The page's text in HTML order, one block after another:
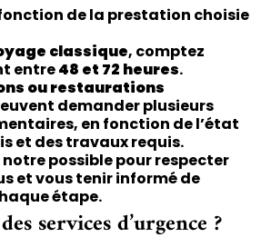
de la prestation choisie
classique, comptez
entre48 et 72 heures.
ou restaurations
demander plusieurs
en fonction de l’état
et des travaux requis.
possible pour respecter
et vous tenir informé de
étape.
services d’urgence ?